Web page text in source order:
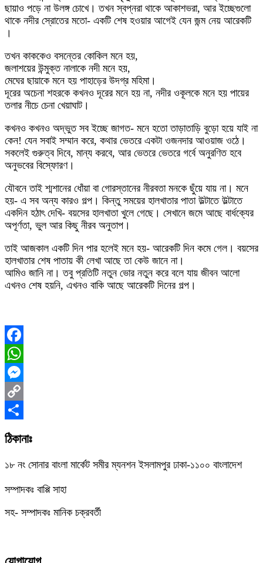
ছায়াও পড়ে না উলঙ্গ চোখে। তখন স্বপ্নরা থাকে আকাশভরা, আর ইচ্ছেগুলো
থাকে নদীর স্রোতের মতো- একটি শেষ হওয়ার আগেই যেন জন্ম নেয় আরেকটি
।
তখন কাককেও বসন্তের কোকিল মনে হয়,
জলাশয়ের উন্মুক্ত নালাকে নদী মনে হয়,
মেঘের ছায়াকে মনে হয় পাহাড়ের উদগ্র মহিমা।
দূরের অচেনা শহরকে কখনও দূরের মনে হয় না, নদীর ওকূলকে মনে হয় পায়ের
তলার নীচে চেনা খেয়াঘাট।
কখনও কখনও অদ্ভুত সব ইচ্ছে জাগত- মনে হতো তাড়াতাড়ি বুড়ো হয়ে যাই না
কেন! যেন সবাই সম্মান করে, কথার ভেতরে একটা ওজনদার আওয়াজ ওঠে।
সকলেই গুরুত্ব দিবে, মান্য করবে, আর ভেতরে ভেতরে গর্বে অনুরণিত হবে
অনুভবের বিস্ফোরণ।
যৌবনে তাই শ্মশানের ধোঁয়া বা গোরস্তানের নীরবতা মনকে ছুঁয়ে যায় না। মনে
হয়- এ সব অন্য কারও গল্প। কিন্তু সময়ের হালখাতার পাতা উল্টাতে উল্টাতে
একদিন হঠাৎ দেখি- বয়সের হালখাতা খুলে গেছে। সেখানে জমে আছে বার্ধক্যের
অপূর্ণতা, ভুল আর কিছু নীরব অনুতাপ।
তাই আজকাল একটি দিন পার হলেই মনে হয়- আরেকটি দিন কমে গেল। বয়সের
হালখাতার শেষ পাতায় কী লেখা আছে তা কেউ জানে না।
আমিও জানি না। তবু প্রতিটি নতুন ভোর নতুন করে বলে যায় জীবন আলো
এখনও শেষ হয়নি, এখনও বাকি আছে আরেকটি দিনের গল্প।
Facebook
WhatsApp
Messenger
Copy
Link
Share
ঠিকানাঃ
১৮ নং সোনার বাংলা মার্কেট সমীর ম্যনশন ইসলামপুর ঢাকা-১১০০ বাংলাদেশ
সম্পাদকঃ বাপ্পি সাহা
সহ- সম্পাদকঃ মানিক চক্রবর্তী